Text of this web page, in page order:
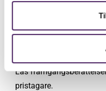
Alla vinnare
Läs
pristagare.